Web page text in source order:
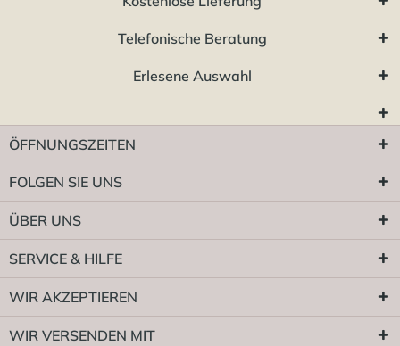
Telefonische Beratung
Erlesene Auswahl
ÖFFNUNGSZEITEN
FOLGEN SIE UNS
ÜBER UNS
SERVICE & HILFE
WIR AKZEPTIEREN
WIR VERSENDEN MIT